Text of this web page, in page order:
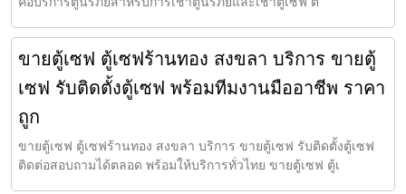
ขายตู้เซฟ ตู้เซฟร้านทอง สงขลา บริการ ขายตู้
เซฟ รับติดตั้งตู้เซฟ พร้อมทีมงานมืออาชีพ ราคา
ถูก
ขายตู้เซฟ ตู้เซฟร้านทอง สงขลา บริการ ขายตู้เซฟ รับติดตั้งตู้เซฟ
ติดต่อสอบถามได้ตลอด พร้อมให้บริการทั่วไทย ขายตู้เซฟ ตู้เ